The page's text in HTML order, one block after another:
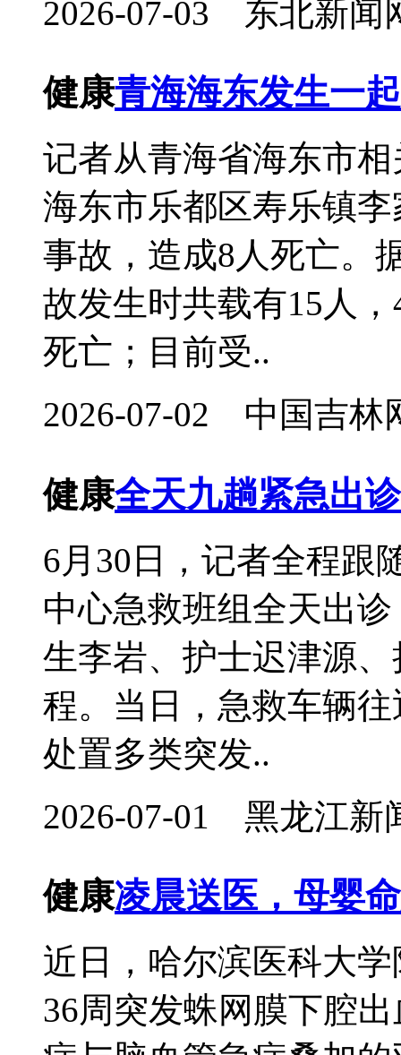
2026-07-03 东北新
健康青海海东发生一
记者从青海省海东市
海东市乐都区寿乐镇
事故，造成8人死亡。
故发生时共载有15人
死亡；目前受..
2026-07-02 中国吉
健康全天九趟紧急出
6月30日，记者全程跟
中心急救班组全天出
生李岩、护士迟津源
程。当日，急救车辆
处置多类突发..
2026-07-01 黑龙江
健康凌晨送医，母婴
近日，哈尔滨医科大
36周突发蛛网膜下腔